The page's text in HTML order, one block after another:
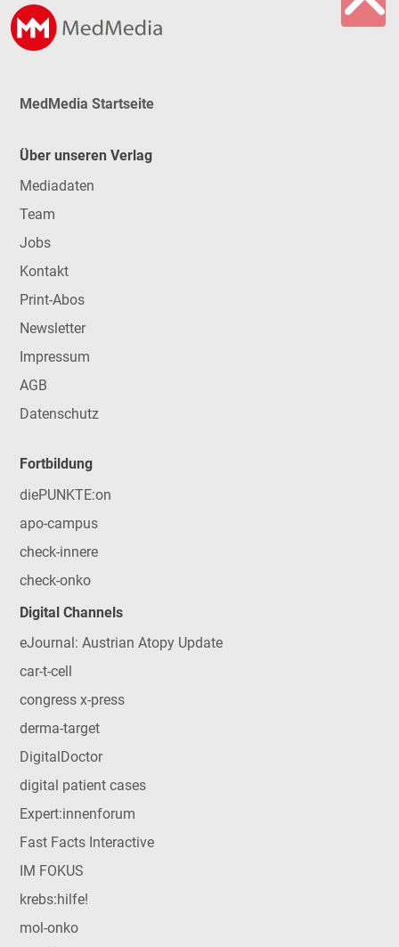
MedMedia Startseite
Über unseren Verlag
Mediadaten
Team
Jobs
Kontakt
Print-Abos
Newsletter
Impressum
AGB
Datenschutz
Fortbildung
diePUNKTE:on
apo-campus
check-innere
check-onko
Digital Channels
eJournal: Austrian Atopy Update
car-t-cell
congress x-press
derma-target
DigitalDoctor
digital patient cases
Expert:innenforum
Fast Facts Interactive
IM FOKUS
krebs:hilfe!
mol-onko